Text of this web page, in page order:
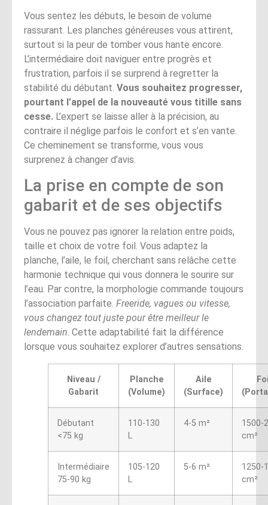
Vous sentez les débuts, le besoin de volume
rassurant. Les planches généreuses vous attirent,
surtout si la peur de tomber vous hante encore.
L’intermédiaire doit naviguer entre progrès et
frustration, parfois il se surprend à regretter la
stabilité du débutant. Vous souhaitez progresser,
pourtant l’appel de la nouveauté vous titille sans
cesse. L’expert se laisse aller à la précision, au
contraire il néglige parfois le confort et s’en vante.
Ce cheminement se transforme, vous vous
surprenez à changer d’avis.
La prise en compte de son
gabarit et de ses objectifs
Vous ne pouvez pas ignorer la relation entre poids,
taille et choix de votre foil. Vous adaptez la
planche, l’aile, le foil, cherchant sans relâche cette
harmonie technique qui vous donnera le sourire sur
l’eau. Par contre, la morphologie commande toujours
l’association parfaite. Freeride, vagues ou vitesse,
vous changez tout juste pour être meilleur le
lendemain. Cette adaptabilité fait la différence
lorsque vous souhaitez explorer d’autres sensations.
Niveau /
Gabarit
Planche
(Volume)
Aile
(Surface)
Débutant
<75 kg
110-130
L
4-5 m²
1500-
cm²
Intermédiaire
75-90 kg
105-120
L
5-6 m²
1250-
cm²